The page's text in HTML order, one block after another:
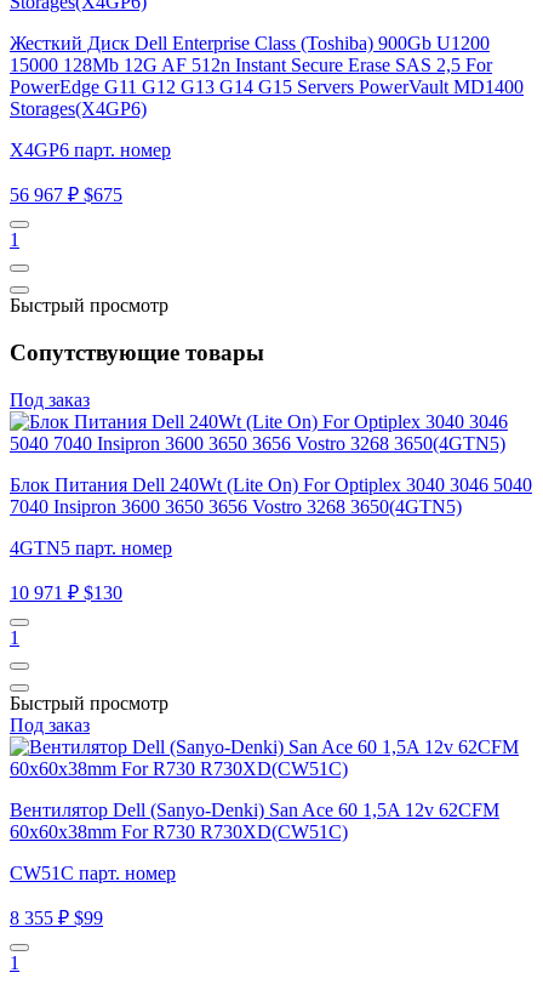
Жесткий Диск Dell Enterprise Class (Toshiba) 900Gb U1200
15000 128Mb 12G AF 512n Instant Secure Erase SAS 2,5 For
PowerEdge G11 G12 G13 G14 G15 Servers PowerVault MD1400
Storages(X4GP6)
X4GP6 парт. номер
56 967 ₽ $675
1
Быстрый просмотр
Сопутствующие товары
Под заказ
Блок Питания Dell 240Wt (Lite On) For Optiplex 3040 3046 5040
7040 Insipron 3600 3650 3656 Vostro 3268 3650(4GTN5)
4GTN5 парт. номер
10 971 ₽ $130
1
Быстрый просмотр
Под заказ
Вентилятор Dell (Sanyo-Denki) San Ace 60 1,5A 12v 62CFM
60x60x38mm For R730 R730XD(CW51C)
CW51C парт. номер
8 355 ₽ $99
1